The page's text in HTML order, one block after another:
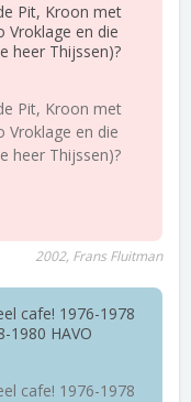
Pit, Kroon met
Vroklage en die
heer Thijssen)?
Pit, Kroon met
Vroklage en die
heer Thijssen)?
2002, Frans Fluitman
cafe! 1976-1978
1980 HAVO
cafe! 1976-1978